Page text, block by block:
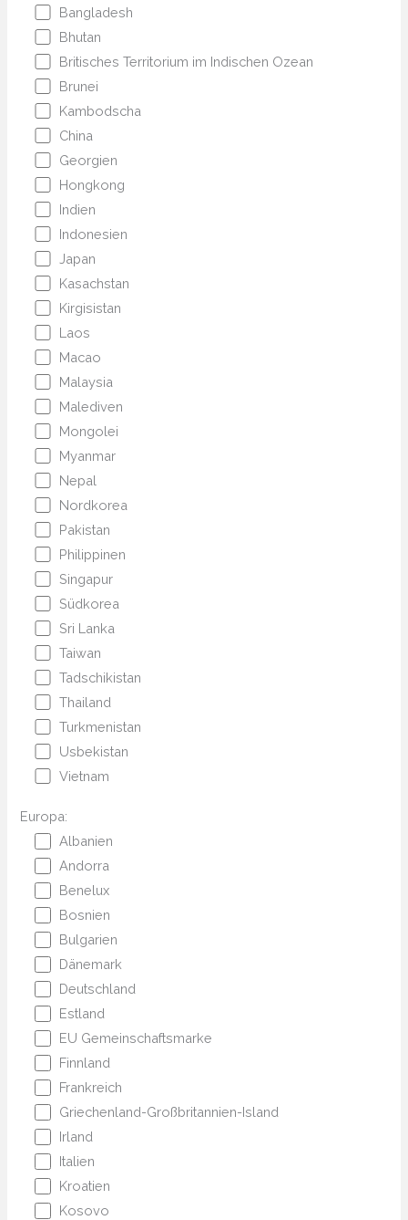
Bangladesh
Bhutan
Britisches Territorium im Indischen Ozean
Brunei
Kambodscha
China
Georgien
Hongkong
Indien
Indonesien
Japan
Kasachstan
Kirgisistan
Laos
Macao
Malaysia
Malediven
Mongolei
Myanmar
Nepal
Nordkorea
Pakistan
Philippinen
Singapur
Südkorea
Sri Lanka
Taiwan
Tadschikistan
Thailand
Turkmenistan
Usbekistan
Vietnam
Europa:
Albanien
Andorra
Benelux
Bosnien
Bulgarien
Dänemark
Deutschland
Estland
EU Gemeinschaftsmarke
Finnland
Frankreich
Griechenland-Großbritannien-Island
Irland
Italien
Kroatien
Kosovo